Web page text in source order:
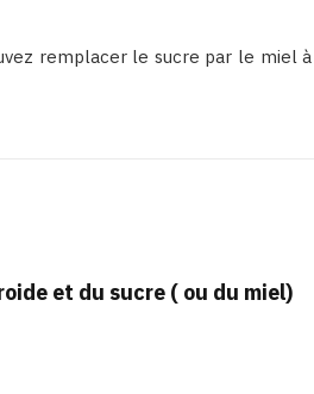
remplacer le sucre par le miel
et du sucre ( ou du miel)